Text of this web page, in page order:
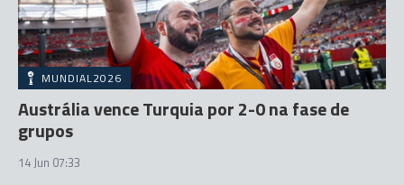
MUNDIAL2026
Austrália vence Turquia por 2-0 na fase de
grupos
14 Jun 07:33